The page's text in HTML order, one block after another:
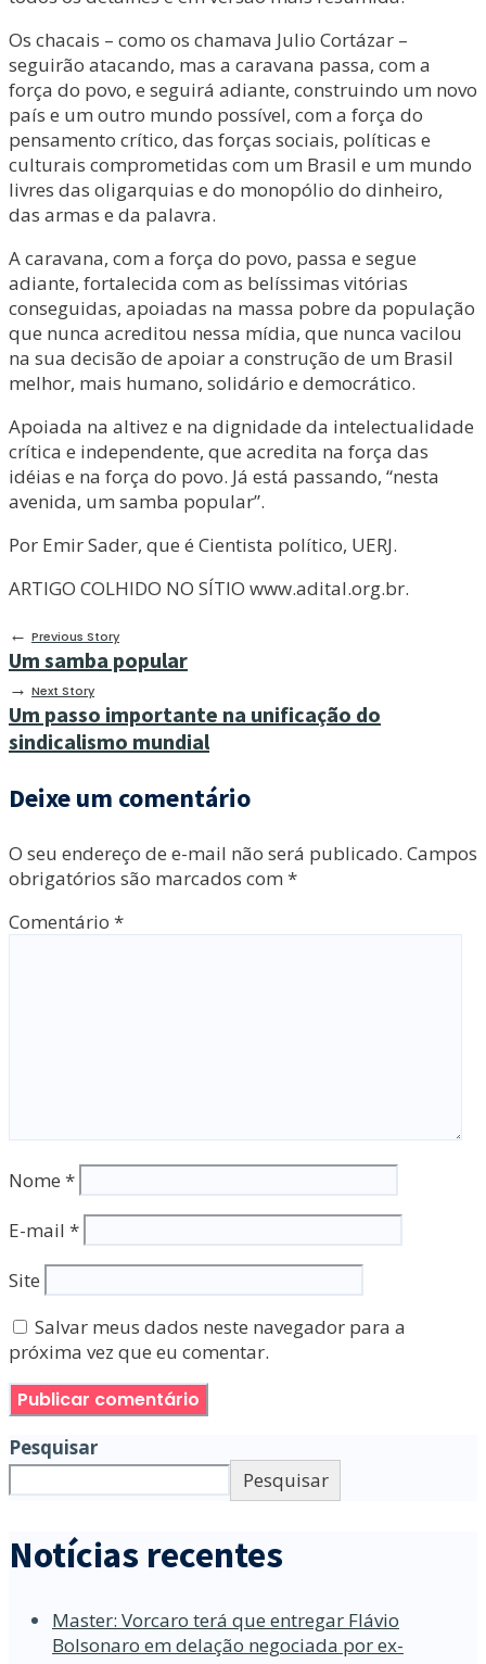
Os chacais – como os chamava Julio Cortázar –
seguirão atacando, mas a caravana passa, com a
força do povo, e seguirá adiante, construindo um novo
país e um outro mundo possível, com a força do
pensamento crítico, das forças sociais, políticas e
culturais comprometidas com um Brasil e um mundo
livres das oligarquias e do monopólio do dinheiro,
das armas e da palavra.
A caravana, com a força do povo, passa e segue
adiante, fortalecida com as belíssimas vitórias
conseguidas, apoiadas na massa pobre da população
que nunca acreditou nessa mídia, que nunca vacilou
na sua decisão de apoiar a construção de um Brasil
melhor, mais humano, solidário e democrático.
Apoiada na altivez e na dignidade da intelectualidade
crítica e independente, que acredita na força das
idéias e na força do povo. Já está passando, “nesta
avenida, um samba popular”.
Por Emir Sader, que é Cientista político, UERJ.
ARTIGO COLHIDO NO SÍTIO www.adital.org.br.
← Previous Story
Um samba popular
→ Next Story
Um passo importante na unificação do
sindicalismo mundial
Deixe um comentário
O seu endereço de e-mail não será publicado. Campos
obrigatórios são marcados com *
Comentário *
Nome *
E-mail *
Site
Salvar meus dados neste navegador para a
próxima vez que eu comentar.
Pesquisar
Pesquisar
Notícias recentes
Master: Vorcaro terá que entregar Flávio
Bolsonaro em delação negociada por ex-